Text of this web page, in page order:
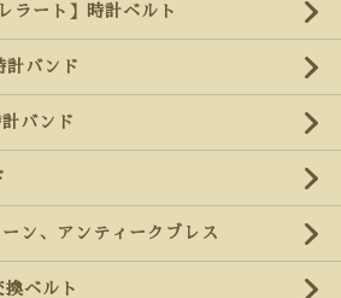
ート】時計ベルト
バンド
バンド
ン、アンティークブレス
換ベルト